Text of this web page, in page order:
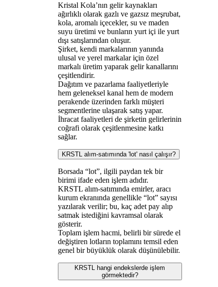
Kristal Kola’nın gelir kaynakları
ağırlıklı olarak gazlı ve gazsız meşrubat,
kola, aromalı içecekler, su ve maden
suyu üretimi ve bunların yurt içi ile yurt
dışı satışlarından oluşur.
Şirket, kendi markalarının yanında
ulusal ve yerel markalar için özel
markalı üretim yaparak gelir kanallarını
çeşitlendirir.
Dağıtım ve pazarlama faaliyetleriyle
hem geleneksel kanal hem de modern
perakende üzerinden farklı müşteri
segmentlerine ulaşarak satış yapar.
İhracat faaliyetleri de şirketin gelirlerinin
coğrafi olarak çeşitlenmesine katkı
sağlar.
KRSTL alım-satımında 'lot' nasıl çalışır?
Borsada “lot”, ilgili paydan tek bir
birimi ifade eden işlem adıdır.
KRSTL alım-satımında emirler, aracı
kurum ekranında genellikle “lot” sayısı
yazılarak verilir; bu, kaç adet pay alıp
satmak istediğini kavramsal olarak
gösterir.
Toplam işlem hacmi, belirli bir sürede el
değiştiren lotların toplamını temsil eden
genel bir büyüklük olarak düşünülebilir.
KRSTL hangi endekslerde işlem
görmektedir?